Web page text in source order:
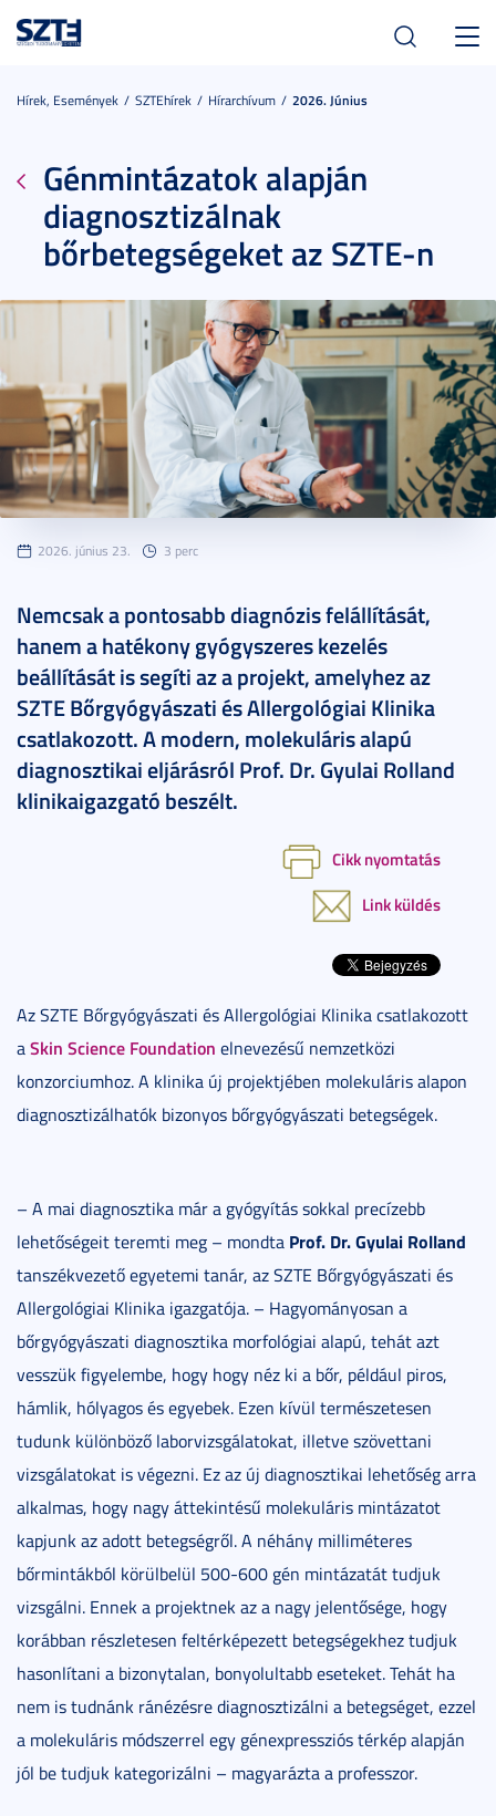
Hírek, Események SZTEhírek Hírarchívum 2026. Június
Génmintázatok alapján
diagnosztizálnak
bőrbetegségeket az SZTE-n
2026. június 23. 3 perc
Nemcsak a pontosabb diagnózis felállítását,
hanem a hatékony gyógyszeres kezelés
beállítását is segíti az a projekt, amelyhez az
SZTE Bőrgyógyászati és Allergológiai Klinika
csatlakozott. A modern, molekuláris alapú
diagnosztikai eljárásról Prof. Dr. Gyulai Rolland
klinikaigazgató beszélt.
Cikk nyomtatás
Link küldés
Az SZTE Bőrgyógyászati és Allergológiai Klinika csatlakozott
aSkin Science Foundation elnevezésű nemzetközi
konzorciumhoz. A klinika új projektjében molekuláris alapon
diagnosztizálhatók bizonyos bőrgyógyászati betegségek.
– A mai diagnosztika már a gyógyítás sokkal precízebb
lehetőségeit teremti meg – mondta Prof. Dr. Gyulai Rolland
tanszékvezető egyetemi tanár, az SZTE Bőrgyógyászati és
Allergológiai Klinika igazgatója. – Hagyományosan a
bőrgyógyászati diagnosztika morfológiai alapú, tehát azt
vesszük figyelembe, hogy hogy néz ki a bőr, például piros,
hámlik, hólyagos és egyebek. Ezen kívül természetesen
tudunk különböző laborvizsgálatokat, illetve szövettani
vizsgálatokat is végezni. Ez az új diagnosztikai lehetőség arra
alkalmas, hogy nagy áttekintésű molekuláris mintázatot
kapjunk az adott betegségről. A néhány milliméteres
bőrmintákból körülbelül 500-600 gén mintázatát tudjuk
vizsgálni. Ennek a projektnek az a nagy jelentősége, hogy
korábban részletesen feltérképezett betegségekhez tudjuk
hasonlítani a bizonytalan, bonyolultabb eseteket. Tehát ha
nem is tudnánk ránézésre diagnosztizálni a betegséget, ezzel
a molekuláris módszerrel egy génexpressziós térkép alapján
jól be tudjuk kategorizálni – magyarázta a professzor.